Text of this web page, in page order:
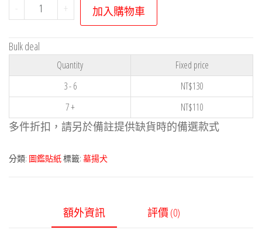
-
可
貼
－
墓
+ 加入購物車
Bulk deal
Quantity
Fixed price
3 - 6
NT$130
7 +
NT$110
多件折扣，請另於備註提供缺貨時的備選款式
分類: 圖鑑貼紙標籤: 墓揚犬
額外資訊 評價 (0)